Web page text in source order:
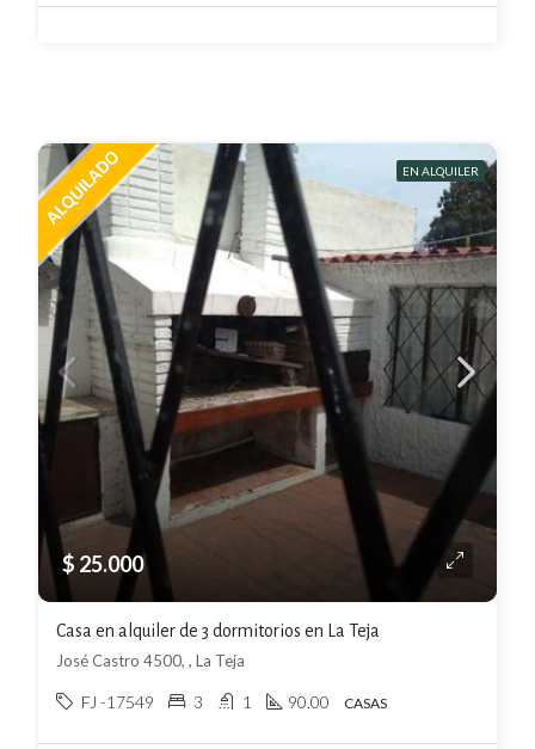
EN ALQUILER
$ 25.000
Casa en alquiler de 3 dormitorios en La Teja
José Castro 4500, , La Teja
FJ -17549 3 1 90.00 CASAS